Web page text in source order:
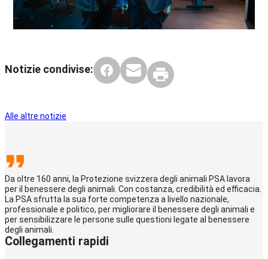
Notizie condivise:
Alle altre notizie
Da oltre 160 anni, la Protezione svizzera degli animali PSA lavora
per il benessere degli animali. Con costanza, credibilità ed efficacia.
La PSA sfrutta la sua forte competenza a livello nazionale,
professionale e politico, per migliorare il benessere degli animali e
per sensibilizzare le persone sulle questioni legate al benessere
degli animali.
Collegamenti rapidi